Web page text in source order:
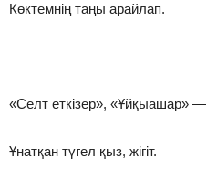
Көктемнің таңы арайлап.
«Селт еткізер», «Ұйқыашар» —
Ұнатқан түгел қыз, жігіт.